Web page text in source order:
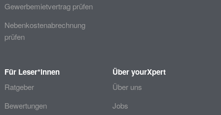
Gewerbemietvertrag prüfen
Nebenkostenabrechnung
prüfen
Für Leser*innen
Ratgeber
Bewertungen
Über yourXpert
Über uns
Jobs